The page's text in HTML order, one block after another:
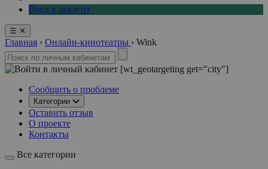
Вход в аккаунт
☰ ✕
Главная › Онлайн-кинотеатры › Wink
[wt_geotargeting get="city"]
Сообщить о проблеме
Категории
Оставить отзыв
О проекте
Контакты
Все категории